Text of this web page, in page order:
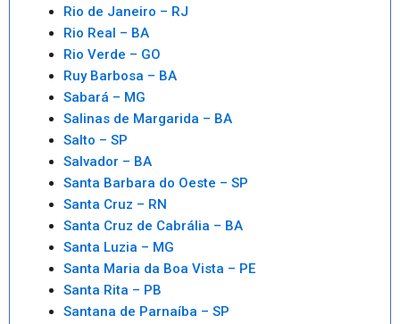
Rio de Janeiro – RJ
Rio Real – BA
Rio Verde – GO
Ruy Barbosa – BA
Sabará – MG
Salinas de Margarida – BA
Salto – SP
Salvador – BA
Santa Barbara do Oeste – SP
Santa Cruz – RN
Santa Cruz de Cabrália – BA
Santa Luzia – MG
Santa Maria da Boa Vista – PE
Santa Rita – PB
Santana de Parnaíba – SP